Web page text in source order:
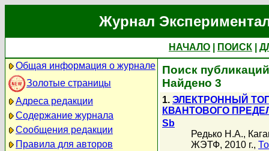
Журнал
НАЧАЛО ПОИСК
Общая информация о журнале
Золотые страницы
Адреса редакции
Содержание журнала
Сообщения редакции
Правила для авторов
Поиск
Найдено 3
1. ЭЛЕКТРОННЫЙ
КВАНТОВОГО
Sb
Редько Н.А.,
ЖЭТФ, 2010 г.,